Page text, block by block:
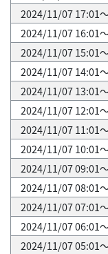
2024/11/07 17:01
2024/11/07 16:01
2024/11/07 15:01
2024/11/07 14:01
2024/11/07 13:01
2024/11/07 12:01
2024/11/07 11:01
2024/11/07 10:01
2024/11/07 09:01
2024/11/07 08:01
2024/11/07 07:01
2024/11/07 06:01
2024/11/07 05:01